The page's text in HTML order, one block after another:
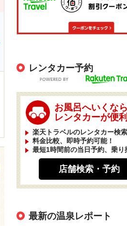
レンタカー予約
お風呂へいくなら
レンタカーが便利
楽天トラベルのレンタカー検索
料金比較、即時予約可能！
最短1時間前の当日予約、乗り
店舗検索・予約
最新の温泉レポート